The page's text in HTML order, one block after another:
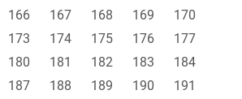
166 167 168 169
170
173 174 175 176
177
180 181 182 183
184
187 188 189 190
191